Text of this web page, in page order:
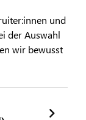
und
der Auswahl
wir bewusst